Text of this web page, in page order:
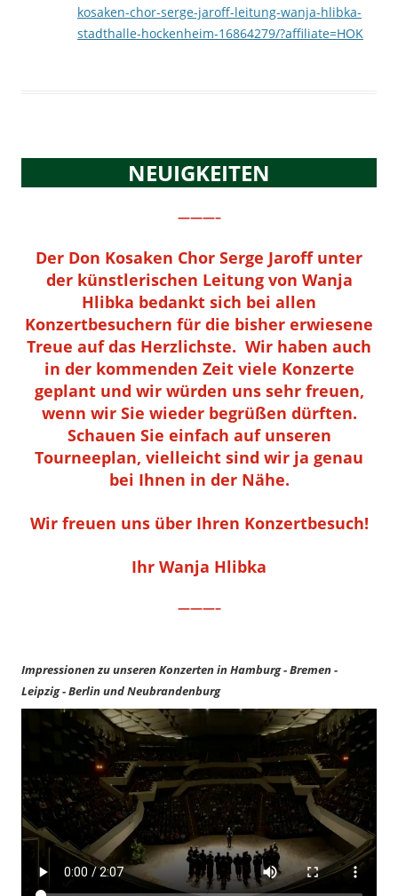
kosaken-chor-serge-jaroff-leitung-wanja-hlibka-
stadthalle-hockenheim-16864279/?affiliate=HOK
NEUIGKEITEN
———–
Der Don Kosaken Chor Serge Jaroff unter
der künstlerischen Leitung von Wanja
Hlibka bedankt sich bei allen
Konzertbesuchern für die bisher erwiesene
Treue auf das Herzlichste. Wir haben auch
in der kommenden Zeit viele Konzerte
geplant und wir würden uns sehr freuen,
wenn wir Sie wieder begrüßen dürften.
Schauen Sie einfach auf unseren
Tourneeplan, vielleicht sind wir ja genau
bei Ihnen in der Nähe.
Wir freuen uns über Ihren Konzertbesuch!
Ihr Wanja Hlibka
———–
Impressionen zu unseren Konzerten in Hamburg - Bremen -
Leipzig - Berlin und Neubrandenburg